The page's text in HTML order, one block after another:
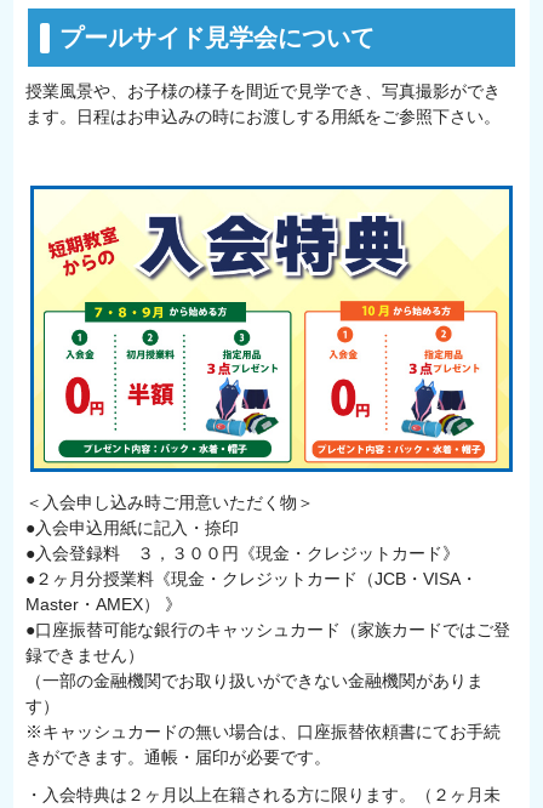
プールサイド見学会について
授業風景や、お子様の様子を間近で見学でき、写真撮影ができ
ます。日程はお申込みの時にお渡しする用紙をご参照下さい。
＜入会申し込み時ご用意いただく物＞
●入会申込用紙に記入・捺印
●入会登録料 ３，３００円《現金・クレジットカード》
●２ヶ月分授業料《現金・クレジットカード（JCB・VISA・
Master・AMEX） 》
●口座振替可能な銀行のキャッシュカード（家族カードではご登
録できません）
（一部の金融機関でお取り扱いができない金融機関がありま
す）
※キャッシュカードの無い場合は、口座振替依頼書にてお手続
きができます。通帳・届印が必要です。
・入会特典は２ヶ月以上在籍される方に限ります。（２ヶ月未